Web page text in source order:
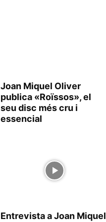
Joan Miquel Oliver
publica «Roïssos», el
seu disc més cru i
essencial
Entrevista a Joan Miquel